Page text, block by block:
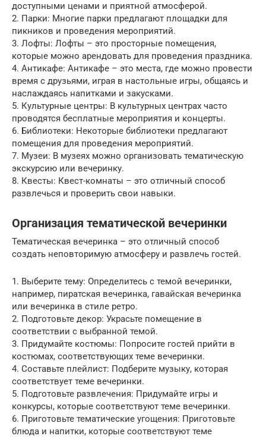
доступными ценами и приятной атмосферой.
2. Парки: Многие парки предлагают площадки для
пикников и проведения мероприятий.
3. Лофты: Лофты – это просторные помещения,
которые можно арендовать для проведения праздника.
4. Антикафе: Антикафе – это места, где можно провести
время с друзьями, играя в настольные игры, общаясь и
наслаждаясь напитками и закусками.
5. Культурные центры: В культурных центрах часто
проводятся бесплатные мероприятия и концерты.
6. Библиотеки: Некоторые библиотеки предлагают
помещения для проведения мероприятий.
7. Музеи: В музеях можно организовать тематическую
экскурсию или вечеринку.
8. Квесты: Квест-комнаты – это отличный способ
развлечься и проверить свои навыки.
Организация тематической вечеринки
Тематическая вечеринка – это отличный способ
создать неповторимую атмосферу и развлечь гостей.
1. Выберите тему: Определитесь с темой вечеринки,
например, пиратская вечеринка, гавайская вечеринка
или вечеринка в стиле ретро.
2. Подготовьте декор: Украсьте помещение в
соответствии с выбранной темой.
3. Придумайте костюмы: Попросите гостей прийти в
костюмах, соответствующих теме вечеринки.
4. Составьте плейлист: Подберите музыку, которая
соответствует теме вечеринки.
5. Подготовьте развлечения: Придумайте игры и
конкурсы, которые соответствуют теме вечеринки.
6. Приготовьте тематические угощения: Приготовьте
блюда и напитки, которые соответствуют теме